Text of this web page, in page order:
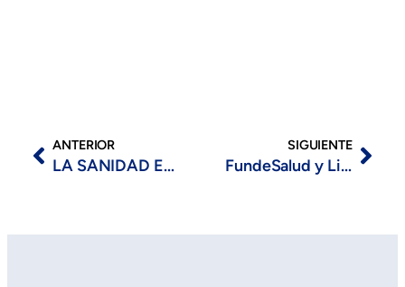
ANTERIOR
LA SANIDAD EXTREMEÑA IMPLANTA EL MODELO DE GESTIÓN POR PROCESOS.
SIGUIENTE
FundeSalud y Lilly ponen en marcha en Extremadura ‘Aula Lilly’, un programa formativo para profesionales sanitarios en áreas como la telemedicina o la búsqueda de información científica